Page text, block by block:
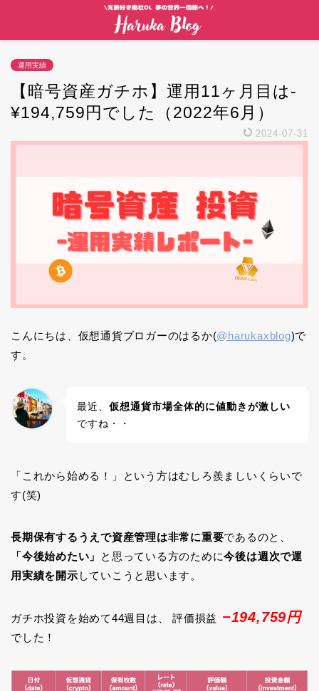
運用実績
【暗号資産ガチホ】運用11ヶ月目は-
¥194,759円でした（2022年6月）
2024-07-31
こんにちは、仮想通貨ブロガーのはるか(@harukaxblog)で
す。
最近、 仮想通貨市場全体的に値動きが激しい
ですね・・
「これから始める！」という方はむしろ羨ましいくらいで
す(笑)
長期保有するうえで資産管理は非常に重要であるのと、
「今後始めたい」
と思っている方のために今後は週次で運
用実績を開示 していこうと思います。
ガチホ投資を始めて44週目は、 評価損益 −194,759円
でした！